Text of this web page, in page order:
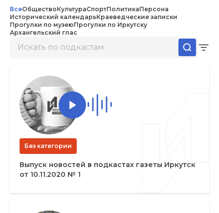
ВсеОбществоКультураСпортПолитикаПерсона
Исторический календарьКраеведческие записки
Прогулки по музеюПрогулки по Иркутску
Архангельский глас
Без категории
Выпуск новостей в подкастах газеты Иркутск
от 10.11.2020 № 1